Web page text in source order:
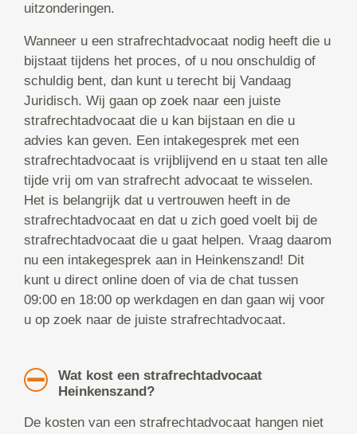
uitzonderingen.
Wanneer u een strafrechtadvocaat nodig heeft die u
bijstaat tijdens het proces, of u nou onschuldig of
schuldig bent, dan kunt u terecht bij Vandaag
Juridisch. Wij gaan op zoek naar een juiste
strafrechtadvocaat die u kan bijstaan en die u
advies kan geven. Een intakegesprek met een
strafrechtadvocaat is vrijblijvend en u staat ten alle
tijde vrij om van strafrecht advocaat te wisselen.
Het is belangrijk dat u vertrouwen heeft in de
strafrechtadvocaat en dat u zich goed voelt bij de
strafrechtadvocaat die u gaat helpen. Vraag daarom
nu een intakegesprek aan in Heinkenszand! Dit
kunt u direct online doen of via de chat tussen
09:00 en 18:00 op werkdagen en dan gaan wij voor
u op zoek naar de juiste strafrechtadvocaat.
Wat kost een strafrechtadvocaat
Heinkenszand?
De kosten van een strafrechtadvocaat hangen niet